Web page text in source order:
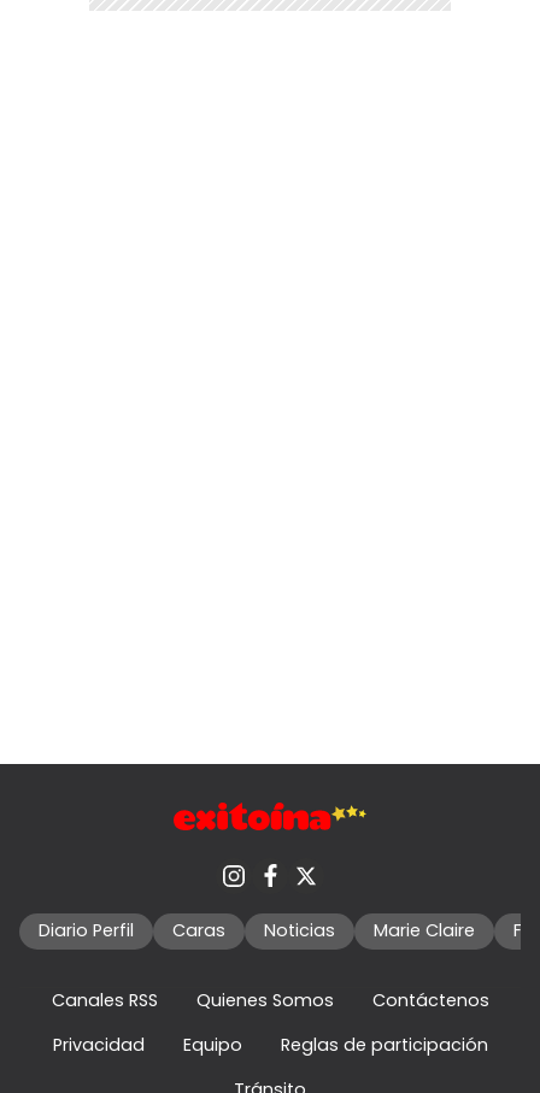
Diario Perfil Caras Noticias Marie Claire
Canales RSS Quienes Somos
Contáctenos
Privacidad
Equipo
Reglas de participación